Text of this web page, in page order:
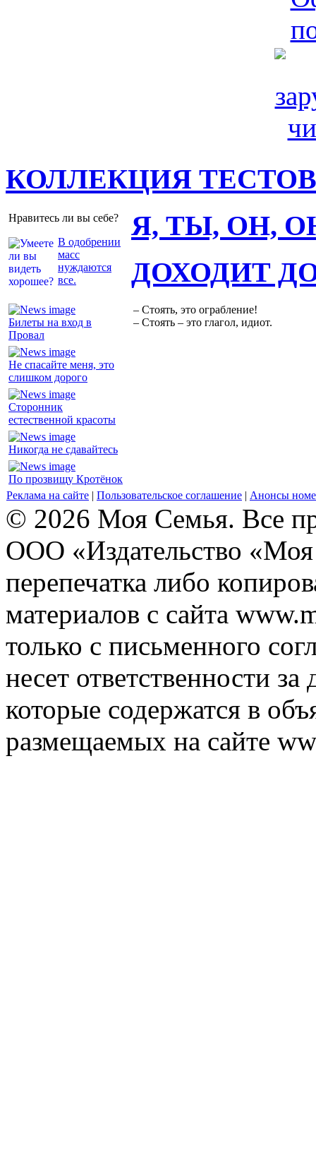
КОЛЛЕКЦИЯ ТЕСТОВ
Нравитесь ли вы себе?
В одобрении
масс
нуждаются
все.
Я, ТЫ, ОН,
Билеты на вход в
Провал
Не спасайте меня, это
слишком дорого
Сторонник
естественной красоты
Никогда не сдавайтесь
По прозвищу Кротёнок
ДОХОДИТ
– Стоять, это ограбление!
– Стоять – это глагол, идиот.
Реклама на сайте | Пользовательское соглашение | Анонсы
© 2026 Моя Семья. Все
ООО «Издательство
перепечатка либо
материалов с сайта
только с письменного
несет ответственности
которые содержатся в
размещаемых на сайте